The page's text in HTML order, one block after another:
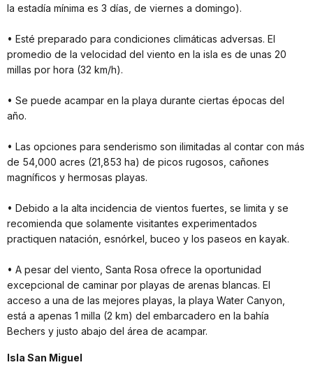
la estadía mínima es 3 días, de viernes a domingo).
• Esté preparado para condiciones climáticas adversas. El
promedio de la velocidad del viento en la isla es de unas 20
millas por hora (32 km/h).
• Se puede acampar en la playa durante ciertas épocas del
año.
• Las opciones para senderismo son ilimitadas al contar con más
de 54,000 acres (21,853 ha) de picos rugosos, cañones
magníficos y hermosas playas.
• Debido a la alta incidencia de vientos fuertes, se limita y se
recomienda que solamente visitantes experimentados
practiquen natación, esnórkel, buceo y los paseos en kayak.
• A pesar del viento, Santa Rosa ofrece la oportunidad
excepcional de caminar por playas de arenas blancas. El
acceso a una de las mejores playas, la playa Water Canyon,
está a apenas 1 milla (2 km) del embarcadero en la bahía
Bechers y justo abajo del área de acampar.
Isla San Miguel